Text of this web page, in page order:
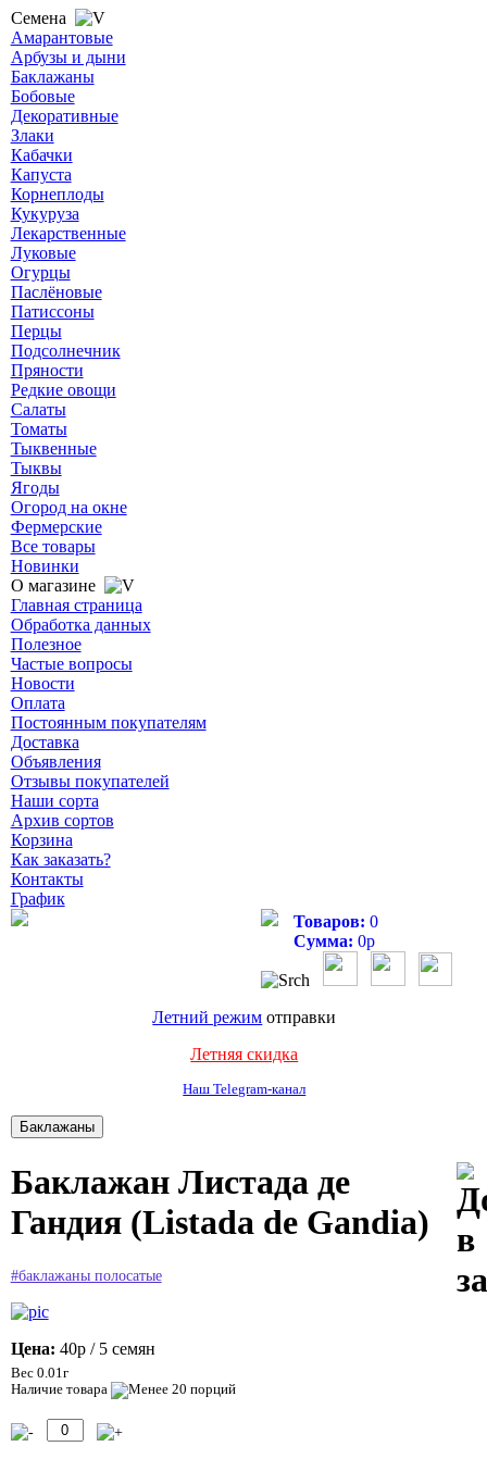
Семена
Амарантовые
Арбузы и дыни
Баклажаны
Бобовые
Декоративные
Злаки
Кабачки
Капуста
Корнеплоды
Кукуруза
Лекарственные
Луковые
Огурцы
Паслёновые
Патиссоны
Перцы
Подсолнечник
Пряности
Редкие овощи
Салаты
Томаты
Тыквенные
Тыквы
Ягоды
Огород на окне
Фермерские
Все товары
Новинки
О магазине
Главная страница
Обработка данных
Полезное
Частые вопросы
Новости
Оплата
Постоянным покупателям
Доставка
Объявления
Отзывы покупателей
Наши сорта
Архив сортов
Корзина
Как заказать?
Контакты
График
Товаров: 0
Сумма: 0р
Летний режим отправки
Летняя скидка
Наш Telegram-канал
Баклажан Листада де
Гандия (Listada de Gandia)
#баклажаны полосатые
Цена: 40р / 5 семян
Вес 0.01г
Наличие товара